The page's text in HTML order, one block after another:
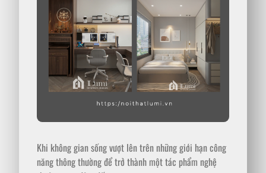
Khi không gian sống vượt lên trên những giới hạn công
năng thông thường để trở thành một tác phẩm nghệ